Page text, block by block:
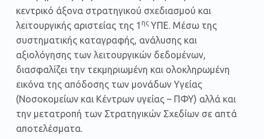
κεντρικό άξονα στρατηγικού σχεδιασμού και
λειτουργικής αριστείας της 1 ης ΥΠΕ. Μέσω της
συστηματικής καταγραφής, ανάλυσης και
αξιολόγησης των λειτουργικών δεδομένων,
διασφαλίζει την τεκμηριωμένη και ολοκληρωμένη
εικόνα της απόδοσης των μονάδων Υγείας
(Νοσοκομείων και Κέντρων υγείας – ΠΦΥ) αλλά και
την μετατροπή των Στρατηγικών Σχεδίων σε απτά
αποτελέσματα.